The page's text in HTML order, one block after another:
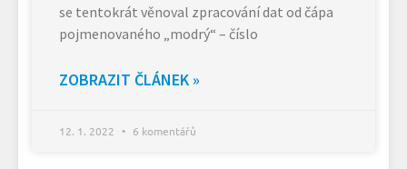
se tentokrát věnoval zpracování dat od čápa
pojmenovaného „modrý“ – číslo
ZOBRAZIT ČLÁNEK »
12. 1. 2022 6 komentářů